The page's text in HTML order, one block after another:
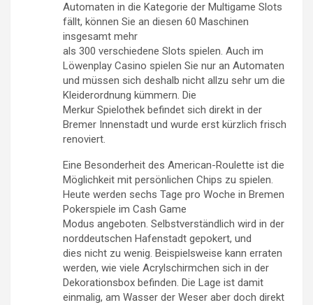
Automaten in die Kategorie der Multigame Slots
fällt, können Sie an diesen 60 Maschinen
insgesamt mehr
als 300 verschiedene Slots spielen. Auch im
Löwenplay Casino spielen Sie nur an Automaten
und müssen sich deshalb nicht allzu sehr um die
Kleiderordnung kümmern. Die
Merkur Spielothek befindet sich direkt in der
Bremer Innenstadt und wurde erst kürzlich frisch
renoviert.
Eine Besonderheit des American-Roulette ist die
Möglichkeit mit persönlichen Chips zu spielen.
Heute werden sechs Tage pro Woche in Bremen
Pokerspiele im Cash Game
Modus angeboten. Selbstverständlich wird in der
norddeutschen Hafenstadt gepokert, und
dies nicht zu wenig. Beispielsweise kann erraten
werden, wie viele Acrylschirmchen sich in der
Dekorationsbox befinden. Die Lage ist damit
einmalig, am Wasser der Weser aber doch direkt